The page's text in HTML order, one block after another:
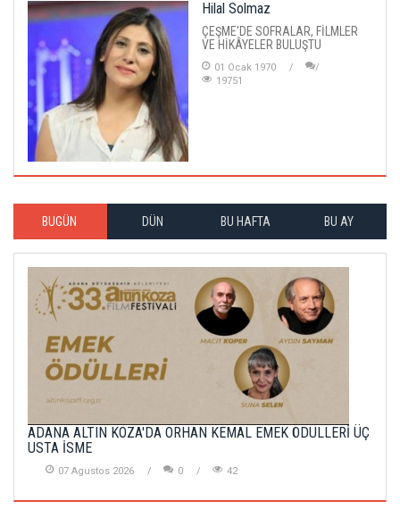
Hilal Solmaz
ÇEŞME'DE SOFRALAR, FİLMLER
VE HİKÂYELER BULUŞTU
01 Ocak 1970
19751
BUGÜN DÜN BU HAFTA BU AY
ADANA ALTIN KOZA'DA ORHAN KEMAL EMEK ÖDÜLLERİ ÜÇ
USTA İSME
07 Agustos 2026 0 42